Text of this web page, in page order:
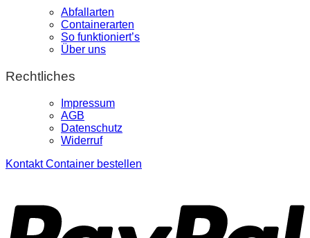
Abfallarten
Containerarten
So funktioniert’s
Über uns
Rechtliches
Impressum
AGB
Datenschutz
Widerruf
Kontakt Container bestellen